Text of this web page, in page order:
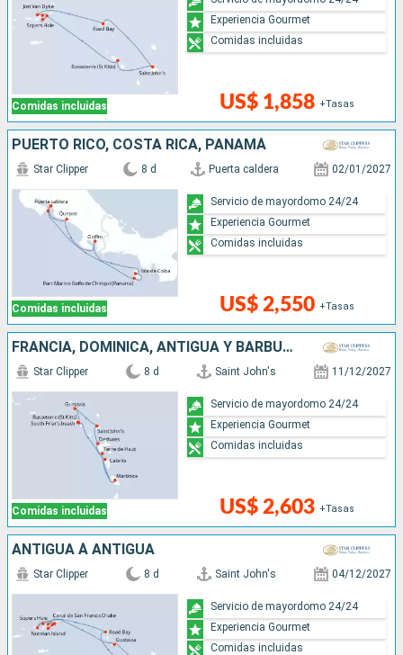
Comidas incluidas US$ 1,858 +Tasas
Experiencia Gourmet
Comidas incluidas
PUERTO RICO, COSTA RICA, PANAMÁ
Comidas incluidas
Star Clipper 8 d Puerta caldera 02/01/2027
US$ 2,550 +Tasas
Servicio de mayordomo 24/24
Experiencia Gourmet
Comidas incluidas
FRANCIA, DOMINICA, ANTIGUA Y BARBUDA
Comidas incluidas
Star Clipper 8 d Saint John's 11/12/2027
US$ 2,603 +Tasas
Servicio de mayordomo 24/24
Experiencia Gourmet
Comidas incluidas
ANTIGUA À ANTIGUA
Star Clipper 8 d Saint John's 04/12/2027
Servicio de mayordomo 24/24
Experiencia Gourmet
Comidas incluidas